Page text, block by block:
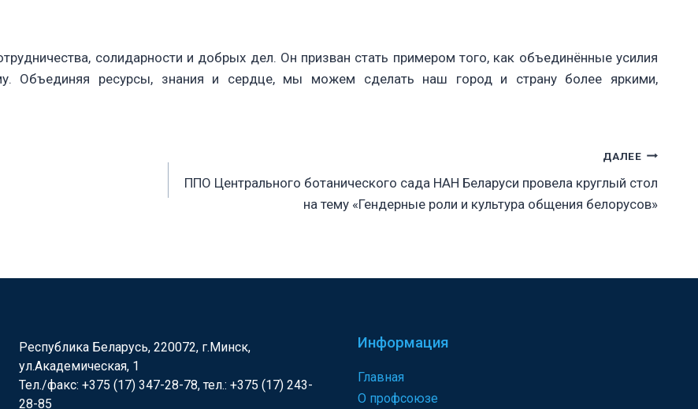
солидарности и добрых дел. Он призван стать примером того, как объединённые усилия
Объединяя ресурсы, знания и сердце, мы можем сделать наш город и страну более яркими,
ДАЛЕЕ
ППО Центрального ботанического сада НАН Беларуси провела круглый стол
на тему «Гендерные роли и культура общения белорусов»
Республика Беларусь, 220072, г.Минск,
ул.Академическая, 1
Тел./факс: +375 (17) 347-28-78, тел.: +375 (17) 243-
28-85
Информация
Главная
О профсоюзе